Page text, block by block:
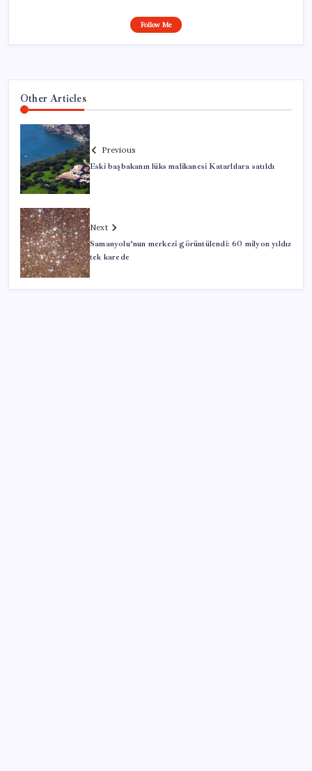
Follow Me
Other Articles
Previous
Eski başbakanın lüks malikanesi Katarlılara satıldı
Next
Samanyolu’nun merkezi görüntülendi: 60 milyon yıldız
tek karede